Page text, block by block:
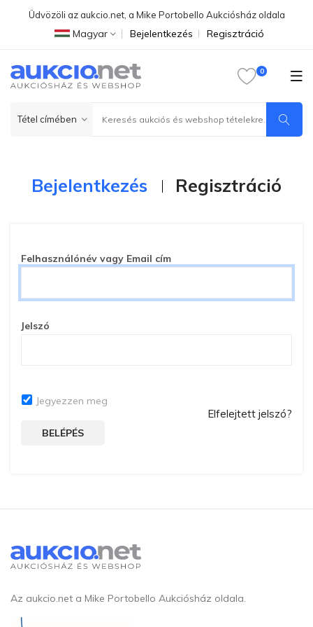
Üdvözöli az aukcio.net, a Mike Portobello Aukciósház oldala
Magyar Bejelentkezés Regisztráció
Bejelentkezés Regisztráció
Felhasználónév vagy Email cím
Jelszó
Jegyezzen meg
Elfelejtett jelszó?
BELÉPÉS
Az aukcio.net a Mike Portobello Aukciósház oldala.